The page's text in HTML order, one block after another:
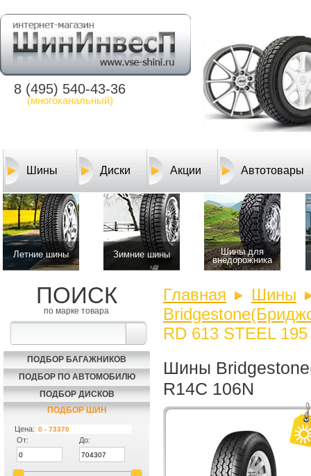
8 (495) 540-43-36
(многоканальный)
Шины Диски Акции Автотовары
Летние шины Зимние шины
Шины для
внедорожника
ПОИСК
по марке товара
ПОДБОР БАГАЖНИКОВ
ПОДБОР ПО АВТОМОБИЛЮ
ПОДБОР ДИСКОВ
ПОДБОР ШИН
Цена:
От:
До:
Главная
Шины
RD 613 STEEL
Шины
R14C 106N